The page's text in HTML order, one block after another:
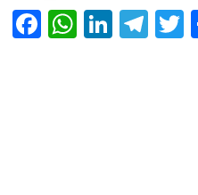
Facebook